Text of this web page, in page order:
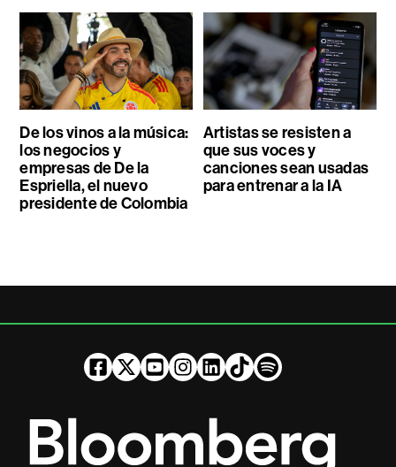
De los vinos a la música:
los negocios y
empresas de De la
Espriella, el nuevo
presidente de Colombia
Artistas se resisten a
que sus voces y
canciones sean usadas
para entrenar a la IA